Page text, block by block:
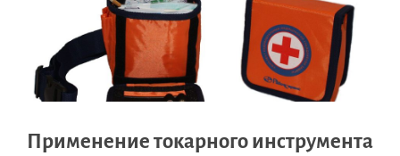
Применение токарного инструмента